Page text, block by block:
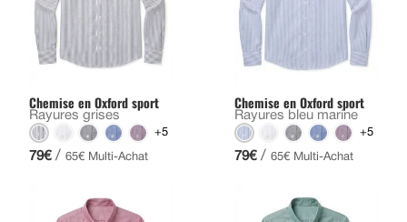
Chemise en Oxford sport
Rayures grises
+5
79€ / 65€ Multi-Achat
Chemise en Oxford sport
Rayures bleu marine
+5
79€ / 65€ Multi-Achat